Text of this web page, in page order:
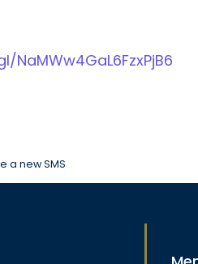
a new SMS